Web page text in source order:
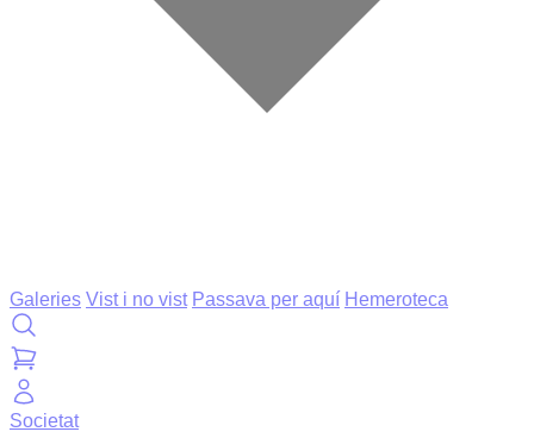
Galeries Vist i no vist Passava per aquí Hemeroteca
Societat